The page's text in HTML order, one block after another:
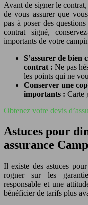
Avant de signer le
de vous assurer que
pas à poser des
contrat signé,
importants de votre
S’assurer de bien
contrat : Ne pas
les points qui ne
Conserver une
importants : Carte
Obtenez votre devis
Astuces pour
assurance
Il existe des astuces
rogner sur les
responsable et une
bénéficier de tarifs plus